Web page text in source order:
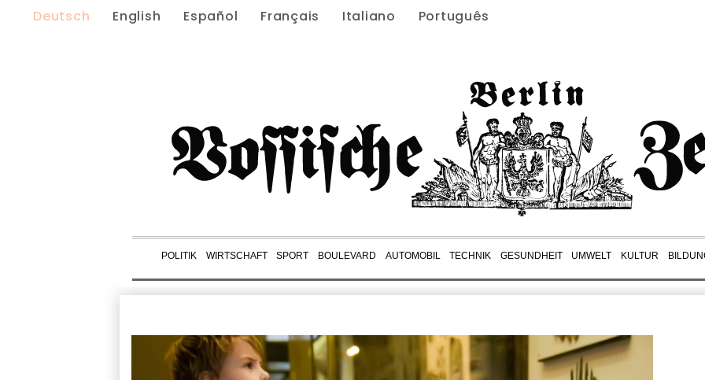
Deutsch English Español Français Italiano Português
POLITIK WIRTSCHAFT SPORT BOULEVARD AUTOMOBIL TECHNIK GESUNDHEIT UMWELT KULTUR